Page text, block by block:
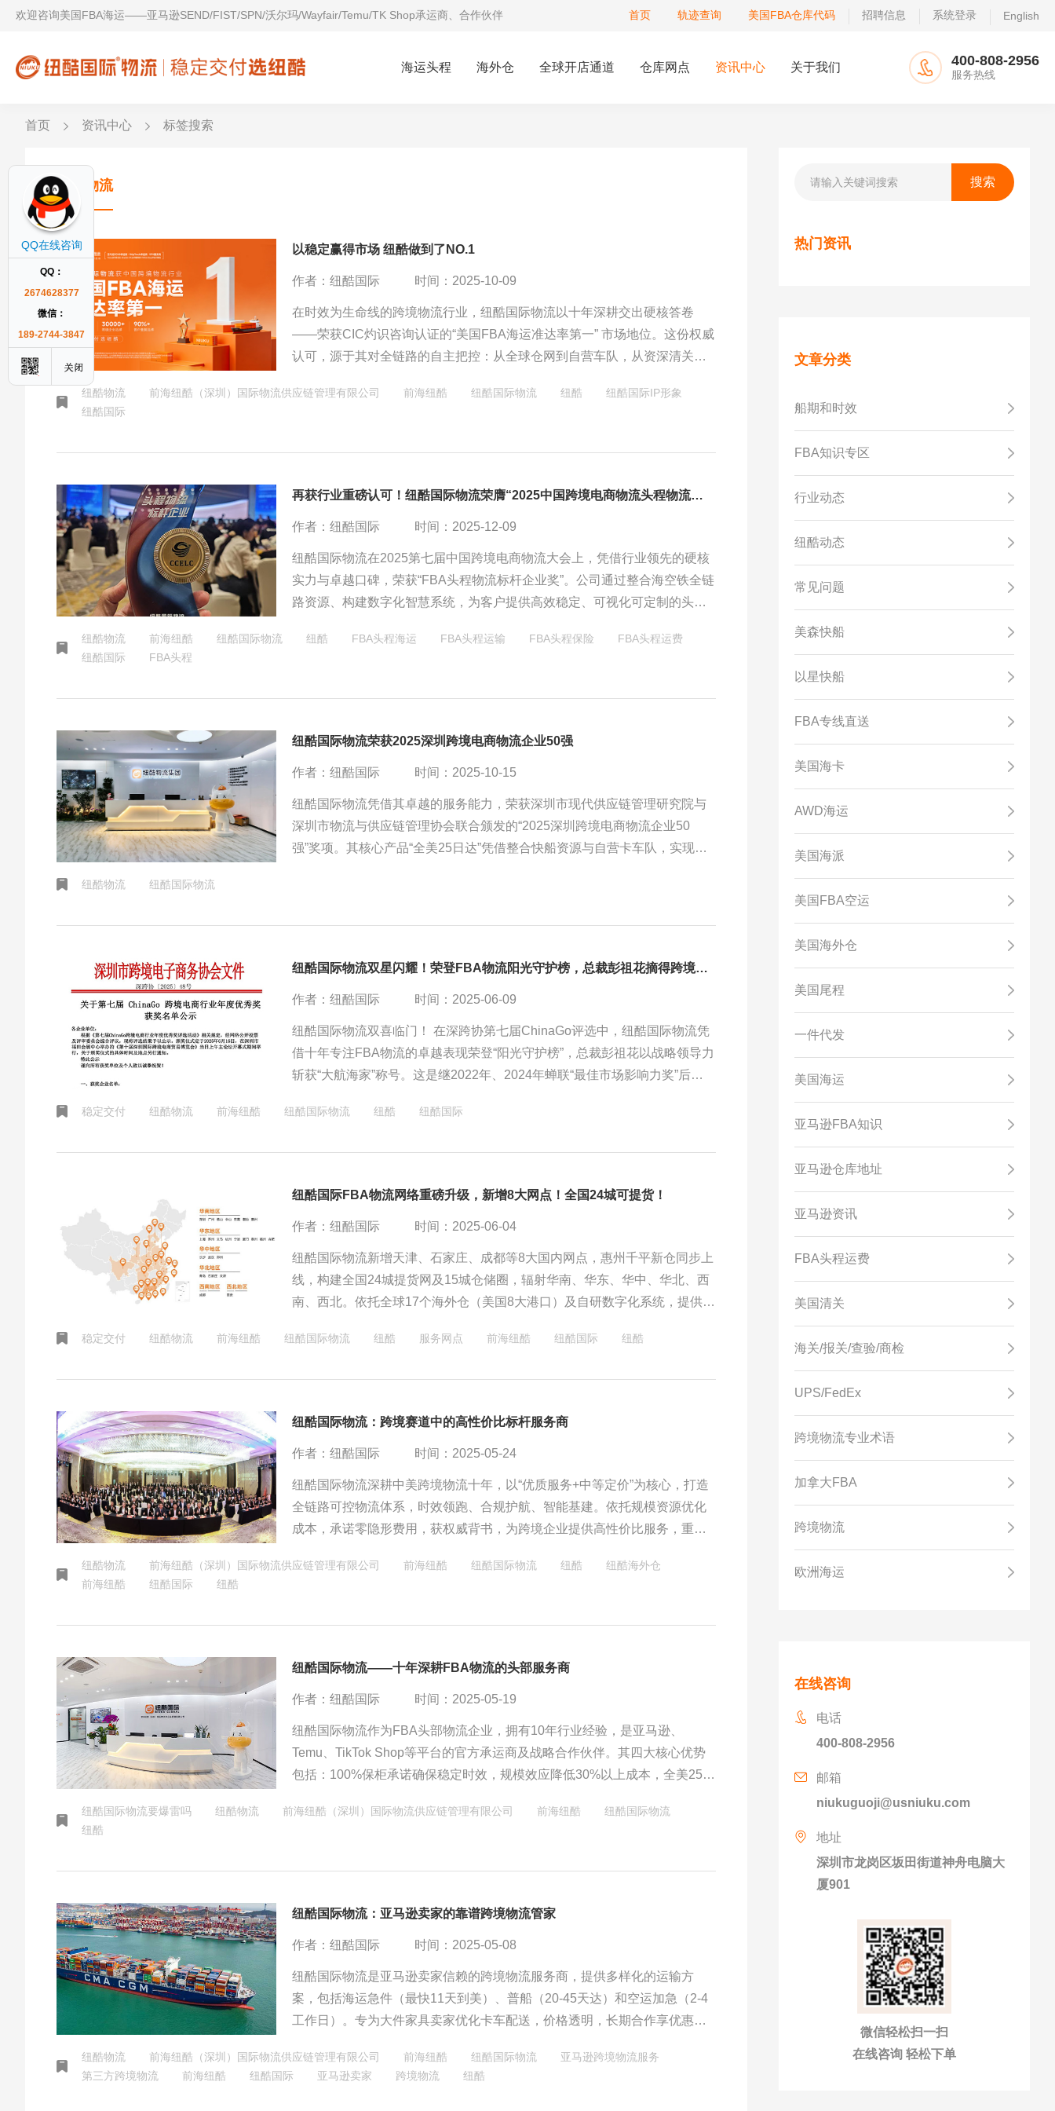
欢迎咨询美国FBA海运——亚马逊SEND/FIST/SPN/沃尔玛/Wayfair/Temu/TK Shop承运商、合作伙伴 首页 轨迹查询 美国FBA仓库代码 招聘信息 系统登录 English
海运头程 海外仓 全球开店通道 仓库网点 资讯中心 关于我们 400-808-2956
服务热线
首页 资讯中心 标签搜索
纽酷物流
以稳定赢得市场 纽酷做到了NO.1
作者：纽酷国际 时间：2025-10-09
在时效为生命线的跨境物流行业，纽酷国际物流以十年深耕交出硬核答卷
——荣获CIC灼识咨询认证的“美国FBA海运准达率第一” 市场地位。这份权威
认可，源于其对全链路的自主把控：从全球仓网到自营车队，从资深清关到
30000卖家信赖的基石。纽酷正以“稳定即速度”的理念，重新定义FBA海运服
纽酷物流 前海纽酷（深圳）国际物流供应链管理有限公司 前海纽酷 纽酷国际物流 纽酷
纽酷国际IP形象
纽酷国际
再获行业重磅认可！纽酷国际物流荣膺“2025中国跨境电商物流头程物流标杆企业奖”
作者：纽酷国际 时间：2025-12-09
纽酷国际物流在2025第七届中国跨境电商物流大会上，凭借行业领先的硬核
实力与卓越口碑，荣获“FBA头程物流标杆企业奖”。公司通过整合海空铁全链
路资源、构建数字化智慧系统，为客户提供高效稳定、可视化可定制的头程
核心优势，也标志着纽酷的品牌影响力和市场领军地位获得业界权威认可，
纽酷物流 前海纽酷 纽酷国际物流 纽酷 FBA头程海运 FBA头程运输 FBA头程保险
FBA头程运费
纽酷国际
FBA头程
纽酷国际物流荣获2025深圳跨境电商物流企业50强
作者：纽酷国际 时间：2025-10-15
纽酷国际物流凭借其卓越的服务能力，荣获深圳市现代供应链管理研究院与
深圳市物流与供应链管理协会联合颁发的“2025深圳跨境电商物流企业50
强”奖项。其核心产品“全美25日达”凭借整合快船资源与自营卡车队，实现了
纽酷物流 纽酷国际物流
纽酷国际物流双星闪耀！荣登FBA物流阳光守护榜，总裁彭祖花摘得跨境物流“大航海家”桂冠
作者：纽酷国际 时间：2025-06-09
纽酷国际物流双喜临门！ 在深跨协第七届ChinaGo评选中，纽酷国际物流凭
借十年专注FBA物流的卓越表现荣登“阳光守护榜”，总裁彭祖花以战略领导力
斩获“大航海家”称号。这是继2022年、2024年蝉联“最佳市场影响力奖”后又
稳定交付 纽酷物流 前海纽酷 纽酷国际物流 纽酷 纽酷国际
纽酷国际FBA物流网络重磅升级，新增8大网点！全国24城可提货！
作者：纽酷国际 时间：2025-06-04
纽酷国际物流新增天津、石家庄、成都等8大国内网点，惠州千平新仓同步上
线，构建全国24城提货网及15城仓储圈，辐射华南、华东、华中、华北、西
南、西北。依托全球17个海外仓（美国8大港口）及自研数字化系统，提供头
降本增效，实现稳定高效出海。
稳定交付 纽酷物流 前海纽酷 纽酷国际物流 纽酷 服务网点 前海纽酷 纽酷国际 纽酷
纽酷国际物流：跨境赛道中的高性价比标杆服务商
作者：纽酷国际 时间：2025-05-24
纽酷国际物流深耕中美跨境物流十年，以“优质服务+中等定价”为核心，打造
全链路可控物流体系，时效领跑、合规护航、智能基建。依托规模资源优化
成本，承诺零隐形费用，获权威背书，为跨境企业提供高性价比服务，重新
纽酷物流 前海纽酷（深圳）国际物流供应链管理有限公司 前海纽酷 纽酷国际物流 纽酷
纽酷海外仓
前海纽酷
纽酷国际 纽酷
纽酷国际物流——十年深耕FBA物流的头部服务商
作者：纽酷国际 时间：2025-05-19
纽酷国际物流作为FBA头部物流企业，拥有10年行业经验，是亚马逊、
Temu、TikTok Shop等平台的官方承运商及战略合作伙伴。其四大核心优势
包括：100%保柜承诺确保稳定时效，规模效应降低30%以上成本，全美25天
和多港口协作，纽酷为跨境卖家提供高性价比、安全可靠的物流解决方案，
纽酷国际物流要爆雷吗 纽酷物流 前海纽酷（深圳）国际物流供应链管理有限公司 前海纽酷
纽酷国际物流
纽酷
纽酷国际物流：亚马逊卖家的靠谱跨境物流管家
作者：纽酷国际 时间：2025-05-08
纽酷国际物流是亚马逊卖家信赖的跨境物流服务商，提供多样化的运输方
案，包括海运急件（最快11天到美）、普船（20-45天达）和空运加急（2-4
工作日）。专为大件家具卖家优化卡车配送，价格透明，长期合作享优惠。
库，亚马逊官方认证，24小时客服。特别适合家具、新手和促销季卖家，十
纽酷物流 前海纽酷（深圳）国际物流供应链管理有限公司 前海纽酷 纽酷国际物流
亚马逊跨境物流服务
第三方跨境物流
前海纽酷 纽酷国际 亚马逊卖家 跨境物流 纽酷
热门资讯
文章分类
船期和时效
FBA知识专区
行业动态
纽酷动态
常见问题
美森快船
以星快船
FBA专线直送
美国海卡
AWD海运
美国海派
美国FBA空运
美国海外仓
美国尾程
一件代发
美国海运
亚马逊FBA知识
亚马逊仓库地址
亚马逊资讯
FBA头程运费
美国清关
海关/报关/查验/商检
UPS/FedEx
跨境物流专业术语
加拿大FBA
跨境物流
欧洲海运
在线咨询
电话
400-808-2956
邮箱
niukuguoji@usniuku.com
地址
深圳市龙岗区坂田街道神舟电脑大
厦901
微信轻松扫一扫
在线咨询 轻松下单
QQ在线咨询
QQ：
2674628377
微信：
189-2744-3847